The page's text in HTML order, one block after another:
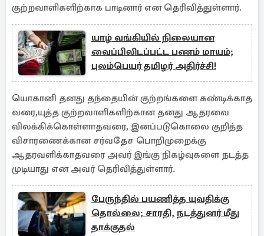
குற்றவாளிகளிற்காக பாடினார் என தெரிவித்துள்ளார்.
யாழ் வங்கியில் நிலையான
வைப்பிலிடப்பட்ட பணம் மாயம்;
புலம்பெயர் தமிழர் அதிர்ச்சி!
யொகானி தனது தந்தையின் குற்றங்களை கண்டிக்காத
வரை,யுத்த குற்றவாளிகளிற்கான தனது ஆதரவை
விலக்கிக்கொள்ளாதவரை, இனப்படுகொலை குறித்த
விசாரணைக்கான சர்வதேச பொறிமுறைக்கு
ஆதரவளிக்காதவரை அவர் இங்கு நிகழ்வுகளை நடத்த
முடியாது என அவர் தெரிவித்துள்ளார்.
பேருந்தில் பயணித்த யுவதிக்கு
தொல்லை; சாரதி, நடத்துனர் மீது
தாக்குதல்